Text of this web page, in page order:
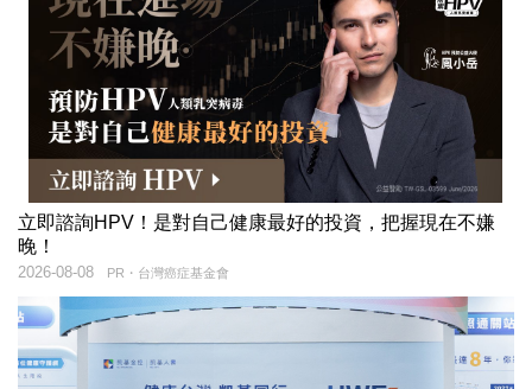
立即諮詢HPV！是對自己健康最好的投資，把握現在不嫌
晚！
PR・台灣癌症基金會
2026-08-08